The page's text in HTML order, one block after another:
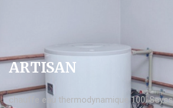
ARTISAN
chauffe eau thermodynamique 100l